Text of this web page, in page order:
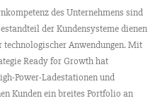
des Unternehmens sind
der Kundensysteme dienen
technologischer Anwendungen. Mit
Ready for Growth hat
Power-Ladestationen und
Kunden ein breites Portfolio an